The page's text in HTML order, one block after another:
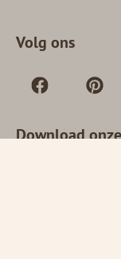
Volg ons
Download